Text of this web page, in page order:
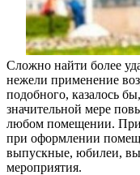
Сложно найти более
нежели применение
подобного, казалось
значительной мере
любом помещении. При
при оформлении
выпускные, юбилеи,
мероприятия.